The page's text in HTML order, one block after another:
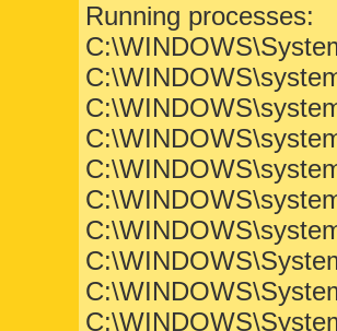
Running processes: